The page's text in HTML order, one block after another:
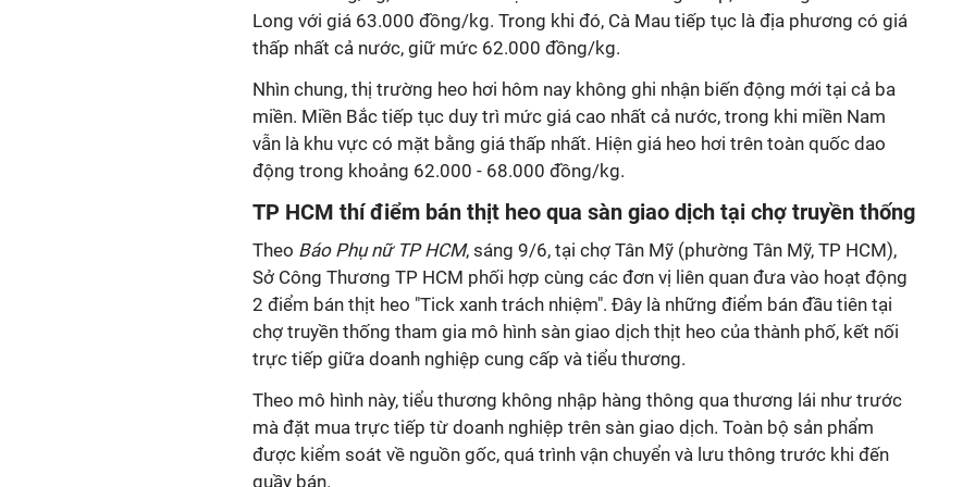
Long với giá 63.000 đồng/kg. Trong khi đó, Cà Mau tiếp tục là địa phương có giá
thấp nhất cả nước, giữ mức 62.000 đồng/kg.
Nhìn chung, thị trường heo hơi hôm nay không ghi nhận biến động mới tại cả ba
miền. Miền Bắc tiếp tục duy trì mức giá cao nhất cả nước, trong khi miền Nam
vẫn là khu vực có mặt bằng giá thấp nhất. Hiện giá heo hơi trên toàn quốc dao
động trong khoảng 62.000 - 68.000 đồng/kg.
TP HCM thí điểm bán thịt heo qua sàn giao dịch tại chợ truyền thống
Theo Báo Phụ nữ TP HCM, sáng 9/6, tại chợ Tân Mỹ (phường Tân Mỹ, TP HCM),
Sở Công Thương TP HCM phối hợp cùng các đơn vị liên quan đưa vào hoạt động
2 điểm bán thịt heo "Tick xanh trách nhiệm". Đây là những điểm bán đầu tiên tại
chợ truyền thống tham gia mô hình sàn giao dịch thịt heo của thành phố, kết nối
trực tiếp giữa doanh nghiệp cung cấp và tiểu thương.
Theo mô hình này, tiểu thương không nhập hàng thông qua thương lái như trước
mà đặt mua trực tiếp từ doanh nghiệp trên sàn giao dịch. Toàn bộ sản phẩm
được kiểm soát về nguồn gốc, quá trình vận chuyển và lưu thông trước khi đến
quầy bán.